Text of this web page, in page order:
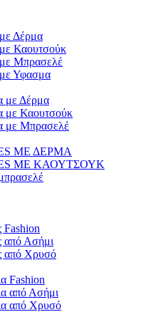
Δέρμα
Καουτσούκ
Μπρασελέ
με Υφασμα
με Δέρμα
με Καουτσούκ
με Μπρασελέ
ΜΕ ΔΕΡΜΑ
ΜΕ ΚΑΟΥΤΣΟΥΚ
Fashion
από Ασήμι
από Χρυσό
Fashion
από Ασήμι
από Χρυσό